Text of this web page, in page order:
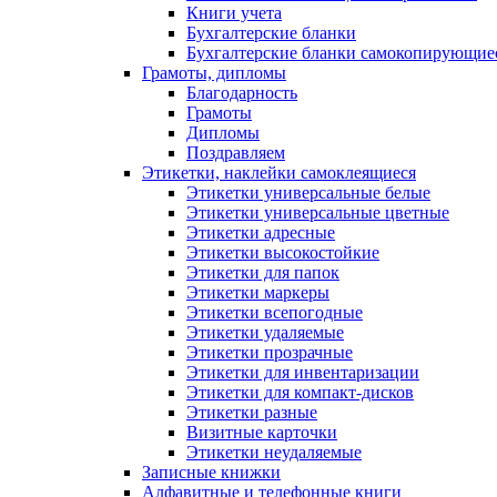
Книги учета
Бухгалтерские бланки
Бухгалтерские бланки
Грамоты, дипломы
Благодарность
Грамоты
Дипломы
Поздравляем
Этикетки, наклейки самоклеящиеся
Этикетки универсальные белые
Этикетки универсальные цветные
Этикетки адресные
Этикетки высокостойкие
Этикетки для папок
Этикетки маркеры
Этикетки всепогодные
Этикетки удаляемые
Этикетки прозрачные
Этикетки для инвентаризации
Этикетки для компакт-дисков
Этикетки разные
Визитные карточки
Этикетки неудаляемые
Записные книжки
Алфавитные и телефонные книги